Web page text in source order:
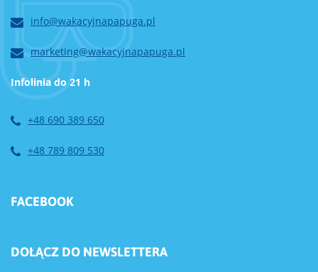
info@wakacyjnapapuga.pl
marketing@wakacyjnapapuga.pl
Infolinia do 21 h
+48 690 389 650
+48 789 809 530
FACEBOOK
DOŁĄCZ DO NEWSLETTERA